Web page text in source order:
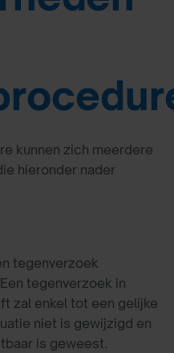
kunnen zich meerdere
hieronder nader
tegenverzoek
tegenverzoek in
zal enkel tot een gelijke
niet is gewijzigd en
is geweest.